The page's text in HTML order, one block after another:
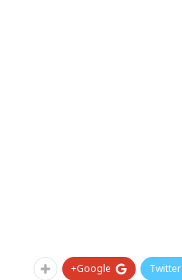
Twitter
Google+